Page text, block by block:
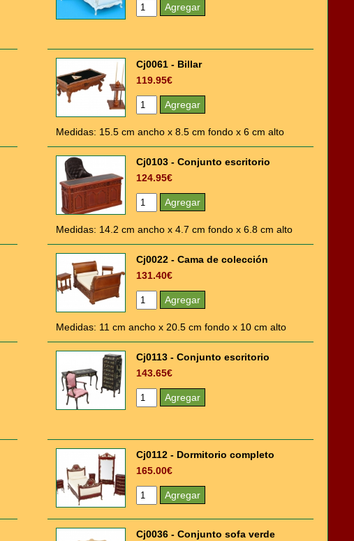
Cj0061 - Billar
119.95€
Medidas: 15.5 cm ancho x 8.5 cm fondo x 6 cm alto
Cj0103 - Conjunto escritorio
124.95€
Medidas: 14.2 cm ancho x 4.7 cm fondo x 6.8 cm alto
Cj0022 - Cama de colección
131.40€
Medidas: 11 cm ancho x 20.5 cm fondo x 10 cm alto
Cj0113 - Conjunto escritorio
143.65€
Cj0112 - Dormitorio completo
165.00€
Cj0036 - Conjunto sofa verde